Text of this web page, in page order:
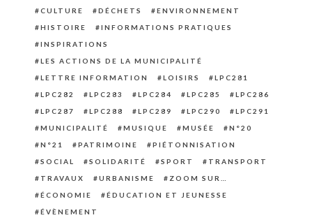
CULTURE
DÉCHETS
ENVIRONNEMENT
HISTOIRE
INFORMATIONS PRATIQUES
INSPIRATIONS
LES ACTIONS DE LA MUNICIPALITÉ
LETTRE INFORMATION
LOISIRS
LPC281
LPC282
LPC283 LPC284 LPC285
LPC286
LPC287
LPC288 LPC289 LPC290
LPC291
MUNICIPALITÉ
MUSIQUE MUSÉE
N°20
N°21
PATRIMOINE
PIÉTONNISATION
SOCIAL
SOLIDARITÉ SPORT
TRANSPORT
TRAVAUX
URBANISME
ZOOM SUR…
ÉCONOMIE
ÉDUCATION ET JEUNESSE
ÉVÈNEMENT